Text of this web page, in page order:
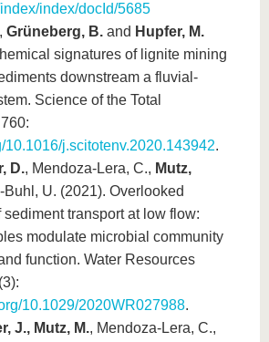
index/docId/5685
Grüneberg, B. and Hupfer, M.
signatures of lignite mining
downstream a fluvial-
Science of the Total
10.1016/j.scitotenv.2020.143942.
D., Mendoza-Lera, C., Mutz,
U. (2021). Overlooked
transport at low flow:
modulate microbial community
function. Water Resources
10.1029/2020WR027988.
J., Mutz, M., Mendoza-Lera, C.,